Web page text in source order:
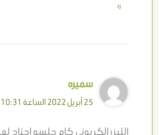
رد
سميره
25 أبريل 2022 الساعة 10:31 مساءً
الليزر الكربوني كام جلسه احتاج